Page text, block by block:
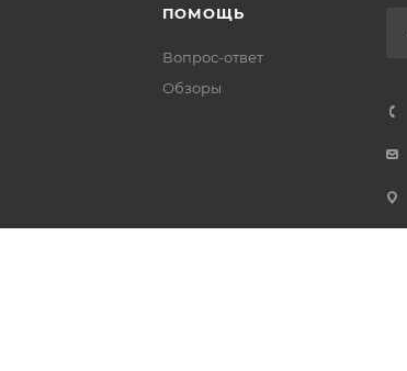
ПОМОЩЬ
Вопрос-ответ
Обзоры